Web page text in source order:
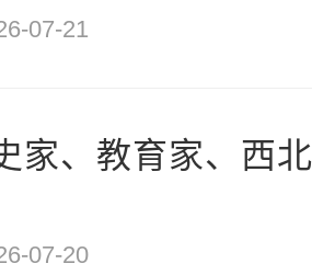
07-21
家、教育家、西
07-20